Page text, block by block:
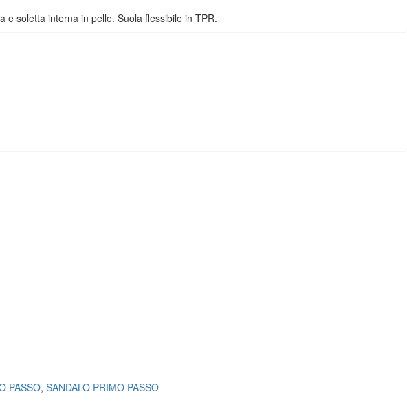
soletta interna in pelle. Suola flessibile in TPR.
PASSO, SANDALO PRIMO PASSO